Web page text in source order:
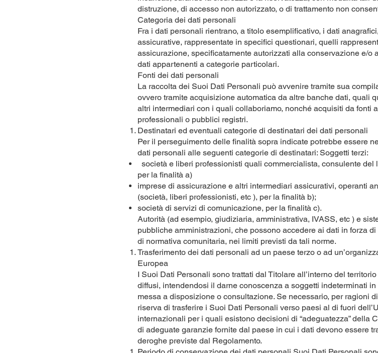
distruzione, di accesso non autorizzato, o di trattamento non
Categoria dei dati personali
Fra i dati personali rientrano, a titolo esemplificativo, i dati
assicurative, rappresentate in specifici questionari, quelli
assicurazione, specificatamente autorizzati alla conservazione e/o
dati appartenenti a categorie particolari.
Fonti dei dati personali
La raccolta dei Suoi Dati Personali può avvenire tramite sua
ovvero tramite acquisizione automatica da altre banche dati, quali
altri intermediari con i quali collaboriamo, nonché acquisiti da fonti
professionali o pubblici registri.
Destinatari ed eventuali categorie di destinatari dei dati personali
Per il perseguimento delle finalità sopra indicate potrebbe essere
dati personali alle seguenti categorie di destinatari: Soggetti terzi:
società e liberi professionisti quali commercialista, consulente del
per la finalità a)
imprese di assicurazione e altri intermediari assicurativi, operanti
(società, liberi professionisti, etc ), per la finalità b);
società di servizi di comunicazione, per la finalità c).
Autorità (ad esempio, giudiziaria, amministrativa, IVASS, etc ) e
pubbliche amministrazioni, che possono accedere ai dati in forza
di normativa comunitaria, nei limiti previsti da tali norme.
Trasferimento dei dati personali ad un paese terzo o ad
Europea
I Suoi Dati Personali sono trattati dal Titolare all’interno del
diffusi, intendendosi il darne conoscenza a soggetti indeterminati
messa a disposizione o consultazione. Se necessario, per ragioni
riserva di trasferire i Suoi Dati Personali verso paesi al di fuori
internazionali per i quali esistono decisioni di “adeguatezza” della
di adeguate garanzie fornite dal paese in cui i dati devono essere
deroghe previste dal Regolamento.